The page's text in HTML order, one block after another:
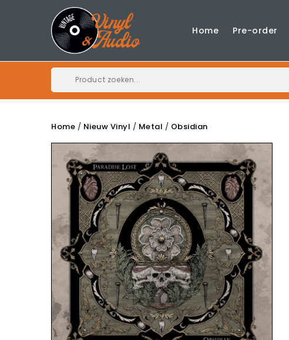
Home Pre-order
Home Nieuw Vinyl Metal Obsidian